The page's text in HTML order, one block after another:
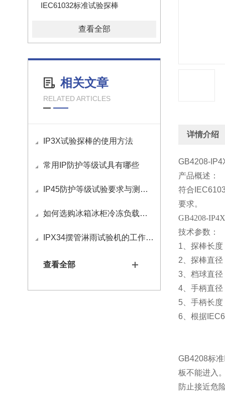
IEC61032标准试验探棒
查看全部
相关文章
RELATED ARTICLES
IP3X试验探棒的使用方法
常用IP防护等级试具有哪些
IP45防护等级试验要求与测试方法
如何选购冰箱冰柜冷冻负载试验包
IPX34摆管淋雨试验机的工作原理
查看全部
详情介绍
GB4208-
产品概述：
符合
要求。
GB4208-
技术参数：
1 、探棒长
2 、探棒直
3 、档球直
4 、手柄直
5 、手柄长
6 、根据
GB4208标
板不能进入
防止接近危